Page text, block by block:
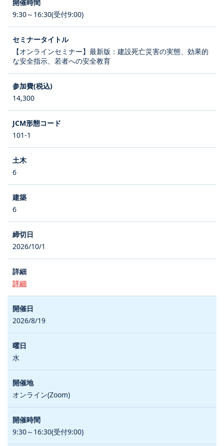
9:30～16:30(受付9:00)
【オンラインセミナー】最新版：建設死亡災害の実態、効果的
な安全指示、若者への安全教育
14,300
101-1
6
6
2026/10/1
詳細
2026/8/19
水
オンライン(Zoom)
9:30～16:30(受付9:00)